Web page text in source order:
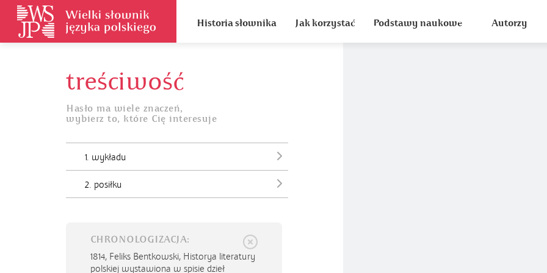
Historia słownika Jak korzystać Podstawy naukowe Autorzy
treściwość
Hasło ma wiele znaczeń,
wybierz to, które Cię interesuje
1. wykładu
2. posiłku
CHRONOLOGIZACJA:
1814, Feliks Bentkowski, Historya literatury
polskiej wystawiona w spisie dzieł